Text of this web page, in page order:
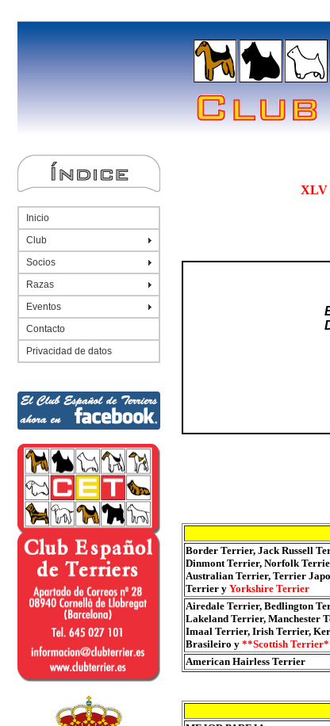
Inicio
Club
Socios
Razas
Eventos
Contacto
Privacidad de datos
XLV
Border Terrier, Jack Russell
Dinmont Terrier, Norfolk
Australian Terrier, Terrier
Terrier y Yorkshire Terrier
Airedale Terrier, Bedlington
Lakeland Terrier, Manchester
Imaal Terrier, Irish Terrier,
Brasileiro y **Scottish
American Hairless Terrier